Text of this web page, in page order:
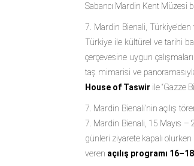
Sabancı Mardin Kent Müzesi
7. Mardin Bienali,
Türkiye ile kültürel ve tarihi
çerçevesine uygun
taş mimarisi ve
House of Taswir ile “Gazze
7. Mardin Bienali’nin açılış
7. Mardin Bienali, 15 Mayıs –
günleri ziyarete kapalı olurken
veren açılış programı